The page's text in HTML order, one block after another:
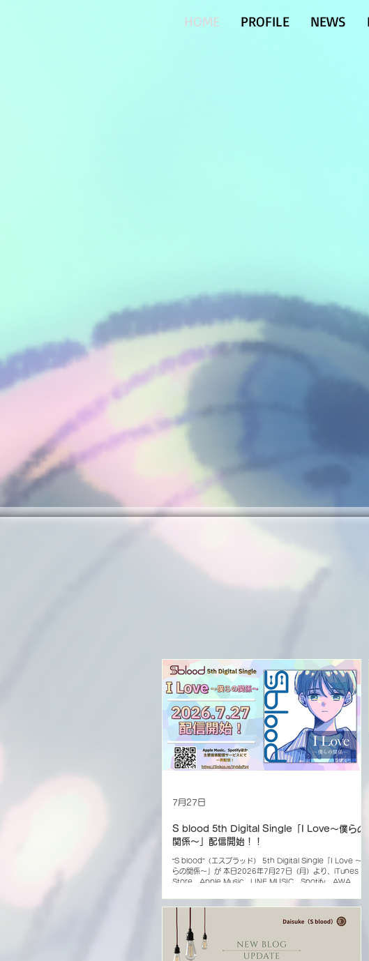
HOME PROFILE NEWS
S blood 5th Digital Single「I Love〜僕らの
関係〜」配信開始！！
“S blood”（エスブラッド） 5th Digital Single「I Love 〜僕
らの関係〜」が 本日2026年7月27日（月）より、iTunes
Store、Apple Music、LINE MUSIC、Spotify、AWA、レ
引き立てる、DaisukeとNaoyukiの兄弟ならではの美しいハー
モニーワークは今作も必聴です！ ▼「I Love 〜僕らの関
係〜」配信ストアはこちら https://linkco.re/VytdxPzg ・タ
イトル：「I Love 〜僕らの関係〜」 ・作詞/作曲：Naoyuki
7月27日